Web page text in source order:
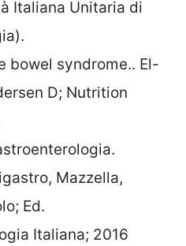
Italiana Unitaria di
bowel syndrome.. El-
D; Nutrition
Mazzella,
Ed.
Italiana; 2016